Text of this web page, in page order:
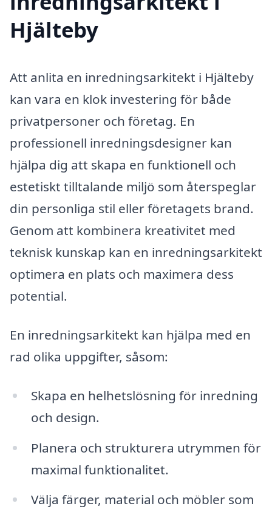
Hjälteby
Att anlita en inredningsarkitekt i Hjälteby
kan vara en klok investering för både
privatpersoner och företag. En
professionell inredningsdesigner kan
hjälpa dig att skapa en funktionell och
estetiskt tilltalande miljö som återspeglar
din personliga stil eller företagets brand.
Genom att kombinera kreativitet med
teknisk kunskap kan en inredningsarkitekt
optimera en plats och maximera dess
potential.
En inredningsarkitekt kan hjälpa med en
rad olika uppgifter, såsom:
Skapa en helhetslösning för inredning
och design.
Planera och strukturera utrymmen för
maximal funktionalitet.
Välja färger, material och möbler som